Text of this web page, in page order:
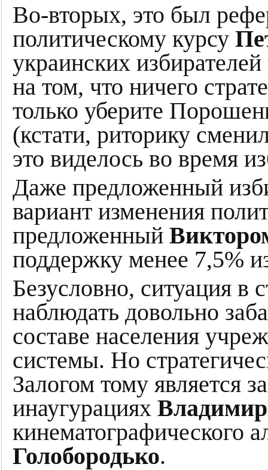
Во-вторых, это был
политическому курсу
украинских избирателей
на том, что ничего
только уберите
(кстати, риторику
это виделось во время
Даже предложенный
вариант изменения
предложенный
поддержку менее 7,5%
Безусловно, ситуация в
наблюдать довольно
составе населения
системы. Но
Залогом тому является
инаугурациях
кинематографического
Голобородько.